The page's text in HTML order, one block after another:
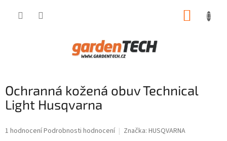
Ochranná kožená obuv Technical
Light Husqvarna
Průměrné
1 hodnoceníPodrobnosti hodnocení Značka: HUSQVARNA